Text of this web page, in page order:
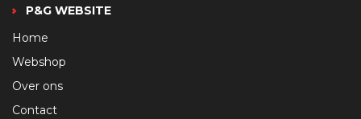
P&G WEBSITE
Home
Webshop
Over ons
Contact